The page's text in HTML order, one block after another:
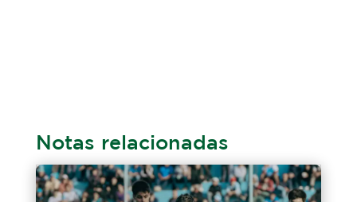
Notas relacionadas